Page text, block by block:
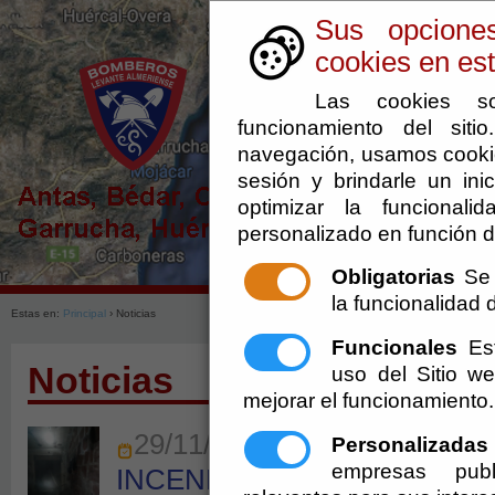
Sus
cookies en
Las cookies
funcionamiento del
navegación, usamos
sesión y brindarle un
optimizar la
personalizado en función
Obligatorias
la funcionalidad
Funcionales
uso del Sitio
mejorar el funcionamiento.
Personalizadas
empresas
Estas en: Principal › Noticias
Noticias
29/11/2018
INCENDIO EN VIVIENDA